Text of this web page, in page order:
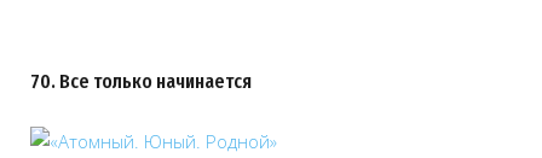
70. Все только начинается